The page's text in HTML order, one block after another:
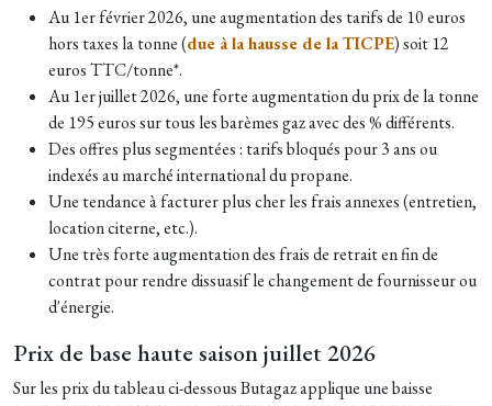
Au 1er février 2026, une augmentation des tarifs de 10 euros
hors taxes la tonne (due à la hausse de la TICPE) soit 12
euros TTC/tonne*.
Au 1er juillet 2026, une forte augmentation du prix de la tonne
de 195 euros sur tous les barèmes gaz avec des % différents.
Des offres plus segmentées : tarifs bloqués pour 3 ans ou
indexés au marché international du propane.
Une tendance à facturer plus cher les frais annexes (entretien,
location citerne, etc.).
Une très forte augmentation des frais de retrait en fin de
contrat pour rendre dissuasif le changement de fournisseur ou
d'énergie.
Prix de base haute saison juillet 2026
Sur les prix du tableau ci-dessous Butagaz applique une baisse